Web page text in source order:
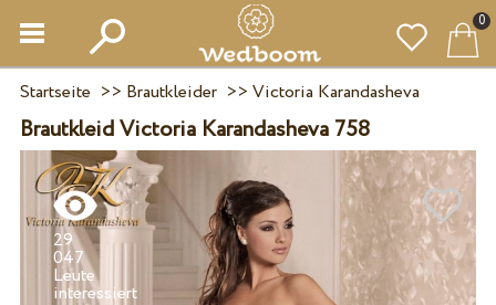
0
Startseite >> Brautkleider>> Victoria Karandasheva
Brautkleid Victoria Karandasheva 758
29
047
Leute